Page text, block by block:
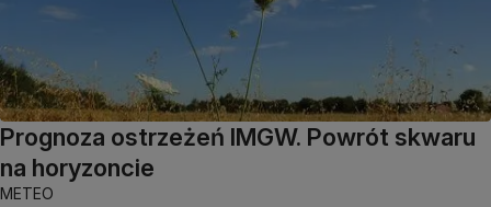
Prognoza ostrzeżeń IMGW. Powrót skwaru
na horyzoncie
METEO